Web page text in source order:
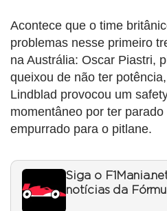
Acontece que o time
problemas nesse primeiro
na Austrália: Oscar Piastri,
queixou de não ter
Lindblad provocou um
momentâneo por ter
empurrado para o pitlane.
Siga o
notícias da